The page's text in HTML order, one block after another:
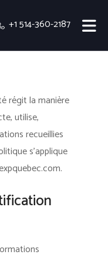
+1 514-360-2187
régit la manière
utilise,
recueillies
s'applique